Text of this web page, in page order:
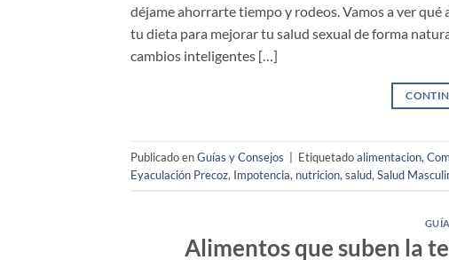
déjame ahorrarte tiempo y rodeos. Vamos a ver
tu dieta para mejorar tu salud sexual de forma
cambios inteligentes […]
Publicado enGuías y Consejos | Etiquetadoalimentacion,
Eyaculación Precoz, Impotencia, nutricion, salud, Salud
Alimentos que suben la